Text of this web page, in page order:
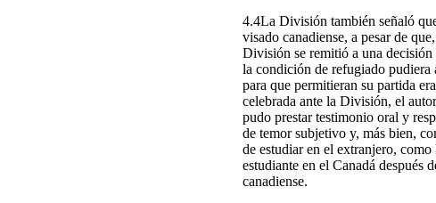
4.4La División también señaló
visado canadiense, a pesar de
División se remitió a una decisión
la condición de refugiado pudiera
para que permitieran su partida
celebrada ante la División, el
pudo prestar testimonio oral y
de temor subjetivo y, más bien,
de estudiar en el extranjero,
estudiante en el Canadá después
canadiense.